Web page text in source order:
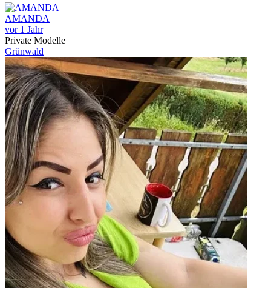
AMANDA
vor 1 Jahr
Private Modelle
Grünwald